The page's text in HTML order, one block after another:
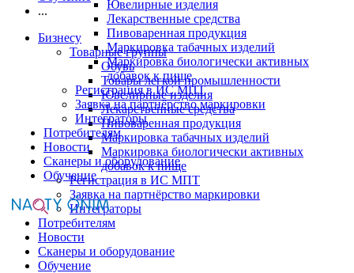
Ювелирные изделия
Лекарственные средства
Пивоваренная продукция
Маркировка табачных изделий
Маркировка биологически активных
добавок к пище
Регистрация в ИС МПТ
Заявка на партнёрство маркировки
Интеграторы
Потребителям
Новости
Сканеры и оборудование
Обучение
...
Бизнесу
Товарные группы
Обувь
Товары легкой промышленности
Ювелирные изделия
Лекарственные средства
Пивоваренная продукция
Маркировка табачных изделий
Маркировка биологически активных
добавок к пище
Регистрация в ИС МПТ
Заявка на партнёрство маркировки
Интеграторы
Потребителям
Новости
Сканеры и оборудование
Обучение